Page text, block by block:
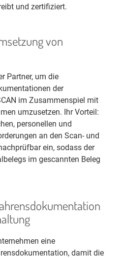
und zertifiziert.
von
Partner, um die
der
im Zusammenspiel mit
umzusetzen. Ihr Vorteil:
personellen und
an den Scan- und
ein, sodass der
im gescannten Beleg
eine
damit die